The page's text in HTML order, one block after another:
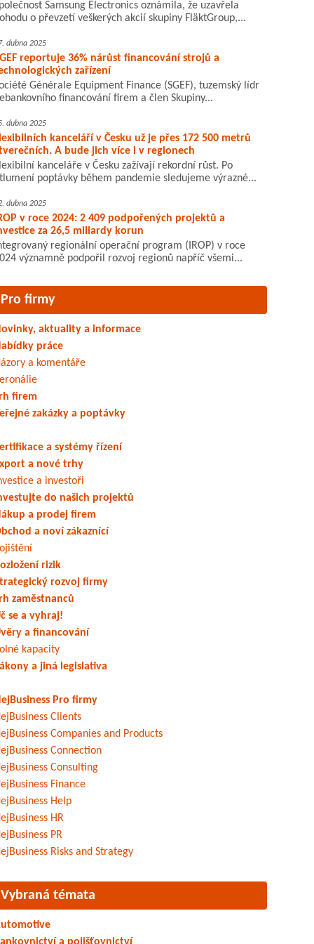
Samsung Electronics oznámila, že uzavřela
o převzetí veškerých akcií skupiny FläktGroup,...
dubna 2025
reportuje 36% nárůst financování strojů a
zařízení
Générale Equipment Finance (SGEF), tuzemský lídr
financování firem a člen Skupiny...
dubna 2025
kanceláří v Česku už je přes 172 500 metrů
A bude jich více i v regionech
kanceláře v Česku zažívají rekordní růst. Po
poptávky během pandemie sledujeme výrazné...
dubna 2025
v roce 2024: 2 409 podpořených projektů a
za 26,5 miliardy korun
regionální operační program (IROP) v roce
významně podpořil rozvoj regionů napříč všemi...
Pro firmy
aktuality a informace
práce
a komentáře
firem
zakázky a poptávky
a systémy řízení
a nové trhy
a investoři
do našich projektů
a prodej firem
a noví zákaznící
rizik
rozvoj firmy
zaměstnanců
se a vyhraj!
a financování
kapacity
a jiná legislativa
Pro firmy
Clients
Companies and Products
Connection
Consulting
Finance
Help
HR
PR
Risks and Strategy
Vybraná témata